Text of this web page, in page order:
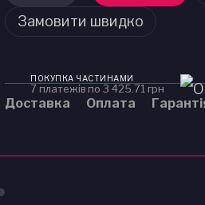
Замовити швидко
ПОКУПКА ЧАСТИНАМИ
7 платежів по 3 425.71 грн
Доставка Оплата